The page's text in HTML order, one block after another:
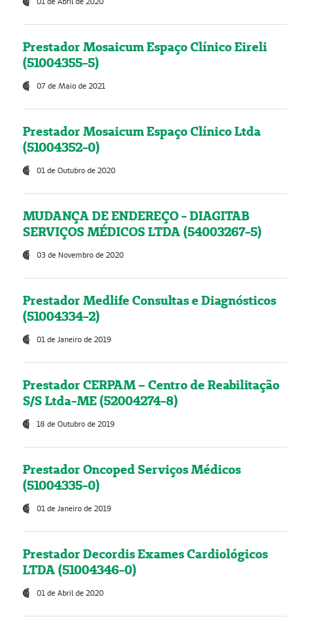
Prestador Mosaicum Espaço Clínico Eireli
(51004355-5)
07 de Maio de 2021
Prestador Mosaicum Espaço Clínico Ltda
(51004352-0)
01 de Outubro de 2020
MUDANÇA DE ENDEREÇO - DIAGITAB
SERVIÇOS MÉDICOS LTDA (54003267-5)
03 de Novembro de 2020
Prestador Medlife Consultas e Diagnósticos
(51004334-2)
01 de Janeiro de 2019
Prestador CERPAM – Centro de Reabilitação
S/S Ltda-ME (52004274-8)
18 de Outubro de 2019
Prestador Oncoped Serviços Médicos
(51004335-0)
01 de Janeiro de 2019
Prestador Decordis Exames Cardiológicos
LTDA (51004346-0)
01 de Abril de 2020